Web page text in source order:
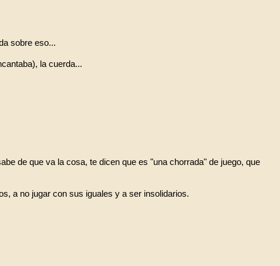
sobre eso...
la cuerda...
de que va la cosa, te dicen que es "una chorrada" de juego, que
a no jugar con sus iguales y a ser insolidarios.